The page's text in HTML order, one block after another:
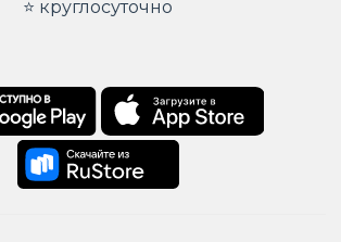
⭐ круглосуточно